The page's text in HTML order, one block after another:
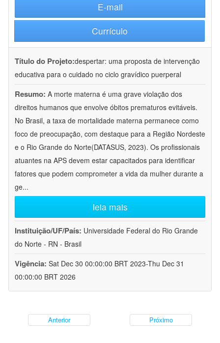
E-mail
Currículo
Título do Projeto:despertar: uma proposta de intervenção
educativa para o cuidado no ciclo gravídico puerperal
Resumo: A morte materna é uma grave violação dos
direitos humanos que envolve óbitos prematuros evitáveis.
No Brasil, a taxa de mortalidade materna permanece como
foco de preocupação, com destaque para a Região Nordeste
e o Rio Grande do Norte(DATASUS, 2023). Os profissionais
atuantes na APS devem estar capacitados para identificar
fatores que podem comprometer a vida da mulher durante a
ge...
leia mais
Instituição/UF/País: Universidade Federal do Rio Grande
do Norte - RN - Brasil
Vigência: Sat Dec 30 00:00:00 BRT 2023-Thu Dec 31
00:00:00 BRT 2026
Anterior Próximo